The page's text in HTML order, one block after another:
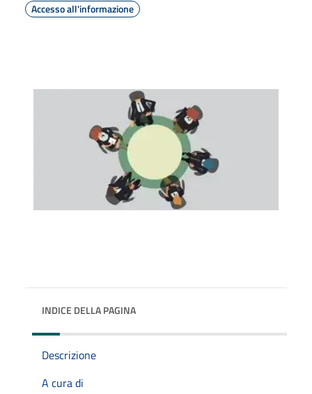
Accesso all'informazione
INDICE DELLA PAGINA
Descrizione
A cura di